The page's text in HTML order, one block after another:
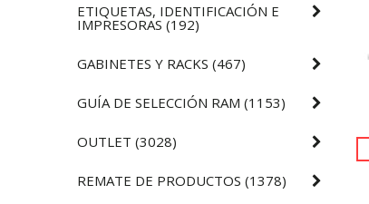
ETIQUETAS, IDENTIFICACIÓN E
IMPRESORAS (192)
GABINETES Y RACKS (467)
GUÍA DE SELECCIÓN RAM (1153)
OUTLET (3028)
REMATE DE PRODUCTOS (1378)